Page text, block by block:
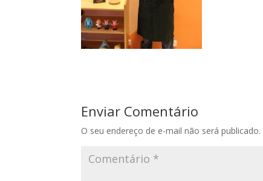
Enviar Comentário
O seu endereço de e-mail não será publicado.